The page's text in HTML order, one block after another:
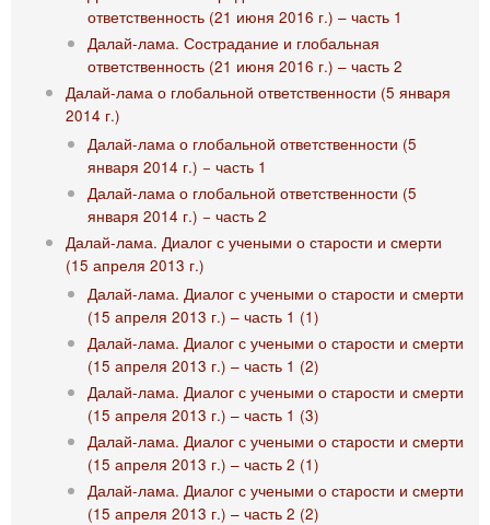
ответственность (21 июня 2016 г.) – часть 1
Далай-лама. Сострадание и глобальная
ответственность (21 июня 2016 г.) – часть 2
Далай-лама о глобальной ответственности (5 января
2014 г.)
Далай-лама о глобальной ответственности (5
января 2014 г.) − часть 1
Далай-лама о глобальной ответственности (5
января 2014 г.) − часть 2
Далай-лама. Диалог с учеными о старости и смерти
(15 апреля 2013 г.)
Далай-лама. Диалог с учеными о старости и смерти
(15 апреля 2013 г.) – часть 1 (1)
Далай-лама. Диалог с учеными о старости и смерти
(15 апреля 2013 г.) – часть 1 (2)
Далай-лама. Диалог с учеными о старости и смерти
(15 апреля 2013 г.) – часть 1 (3)
Далай-лама. Диалог с учеными о старости и смерти
(15 апреля 2013 г.) – часть 2 (1)
Далай-лама. Диалог с учеными о старости и смерти
(15 апреля 2013 г.) – часть 2 (2)